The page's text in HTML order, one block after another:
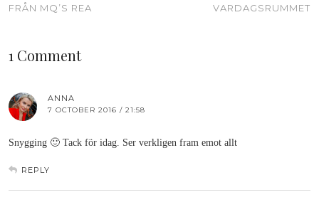
FRÅN MQ’S REA
VARDAGSRUMMET
1 Comment
ANNA
7 OCTOBER 2016 / 21:58
Snygging 🙂 Tack för idag. Ser verkligen fram emot allt
REPLY